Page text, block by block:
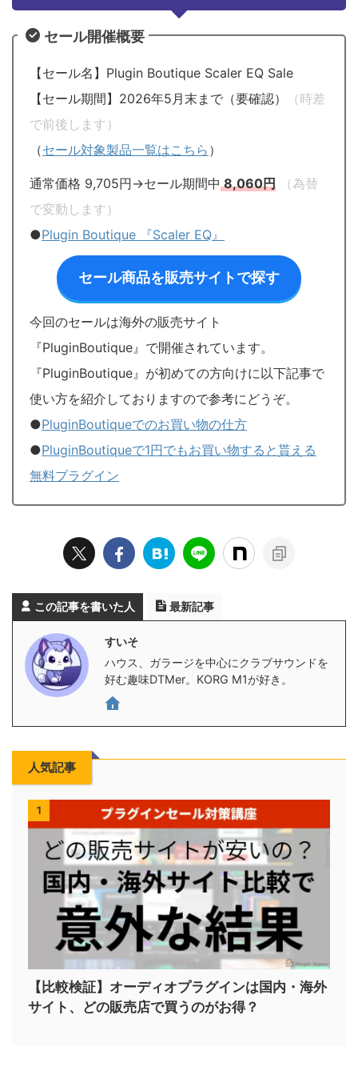
セール開催概要
【セール名】Plugin Boutique Scaler EQ Sale
【セール期間】2026年5月末まで（要確認）
（時差
で前後します）
（セール対象製品一覧はこちら ）
通常価格 9,705円→セール期間中8,060円
（為替
で変動します）
●Plugin Boutique 『Scaler EQ』
セール商品を販売サイトで探す
今回のセールは海外の販売サイト
『PluginBoutique』で開催されています。
『PluginBoutique』が初めての方向けに以下記事で
使い方を紹介しておりますので参考にどうぞ。
●PluginBoutiqueでのお買い物の仕方
●PluginBoutiqueで1円でもお買い物すると貰える
無料プラグイン
この記事を書いた人 最新記事
すいそ
ハウス、ガラージを中心にクラブサウンドを
好む趣味DTMer。KORG M1が好き。
人気記事
1
【比較検証】オーディオプラグインは国内・海外
サイト、どの販売店で買うのがお得？